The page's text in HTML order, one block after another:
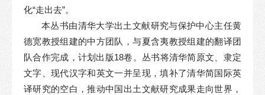
化“走出去”。
本丛书由清华大学出土文献研究与保护中心主任黄
德宽教授组建的中方团队，与夏含夷教授组建的翻译团
队合作完成，计划出版18卷。丛书将清华简原文、隶定
文字、现代汉字和英文一并呈现，填补了清华简国际英
译研究的空白，推动中国出土文献研究成果走向世界，